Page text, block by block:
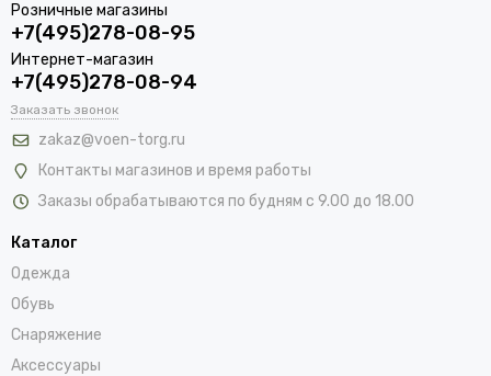
Розничные магазины
+7(495)278-08-95
Интернет-магазин
+7(495)278-08-94
Заказать звонок
zakaz@voen-torg.ru
Контакты магазинов и время работы
Заказы обрабатываются по будням с 9.00 до 18.00
Каталог
Одежда
Обувь
Снаряжение
Аксессуары